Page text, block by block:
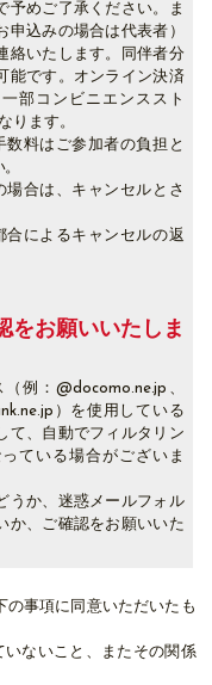
予めご了承ください。ま
申込みの場合は代表者）
絡いたします。
同伴者分
能です。オンライン決済
部コンビニエンススト
ります。
料はご参加者の負担と
合は、キャンセルとさ
合によるキャンセルの返
お願いいたしま
例：@docomo.ne.jp、
）を使用している
て、自動でフィルタリン
ている場合がございま
うか、迷惑メールフォル
か、ご確認をお願いいた
の事項に同意いただいたも
ないこと、またその関係